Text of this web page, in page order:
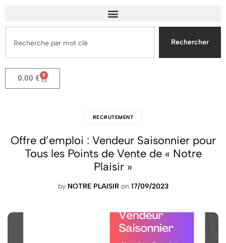
Rechercher
0.00 € 0
RECRUTEMENT
Offre d’emploi : Vendeur Saisonnier pour
Tous les Points de Vente de « Notre
Plaisir »
by NOTRE PLAISIR on 17/09/2023